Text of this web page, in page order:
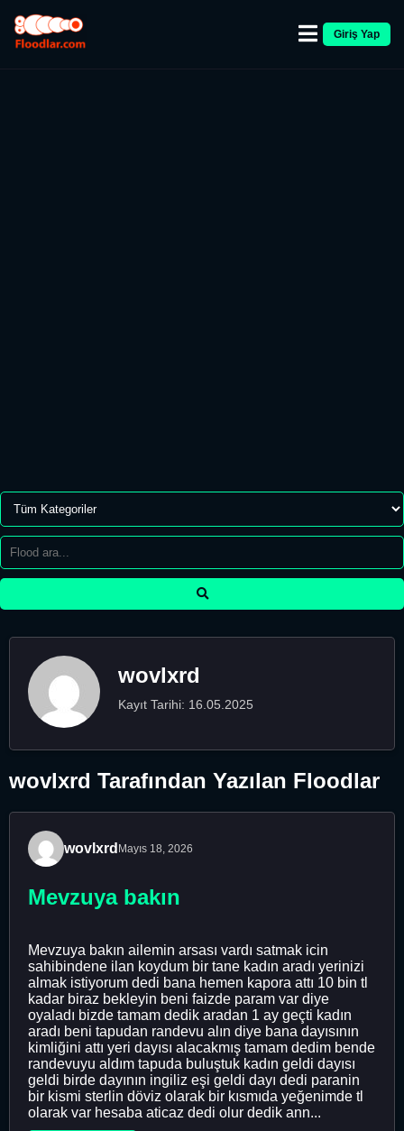
Giriş Yap
wovlxrd
Kayıt Tarihi: 16.05.2025
wovlxrd Tarafından Yazılan Floodlar
wovlxrd Mayıs 18, 2026
Mevzuya bakın
Mevzuya bakın ailemin arsası vardı satmak icin
sahibindene ilan koydum bir tane kadın aradı yerinizi
almak istiyorum dedi bana hemen kapora attı 10 bin tl
kadar biraz bekleyin beni faizde param var diye
oyaladı bizde tamam dedik aradan 1 ay geçti kadın
aradı beni tapudan randevu alın diye bana dayısının
kimliğini attı yeri dayısı alacakmış tamam dedim bende
randevuyu aldım tapuda buluştuk kadın geldi dayısı
geldi birde dayının ingiliz eşi geldi dayı dedi paranin
bir kismi sterlin döviz olarak bir kısmıda yeğenimde tl
olarak var hesaba aticaz dedi olur dedik ann...